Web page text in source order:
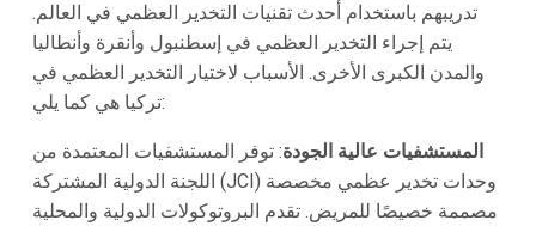
تدريبهم باستخدام أحدث تقنيات التخدير العظمي في العالم.
يتم إجراء التخدير العظمي في إسطنبول وأنقرة وأنطاليا
والمدن الكبرى الأخرى. الأسباب لاختيار التخدير العظمي في
تركيا هي كما يلي:
المستشفيات عالية الجودة: توفر المستشفيات المعتمدة من
اللجنة الدولية المشتركة (JCI) وحدات تخدير عظمي مخصصة
مصممة خصيصًا للمريض. تقدم البروتوكولات الدولية والمحلية